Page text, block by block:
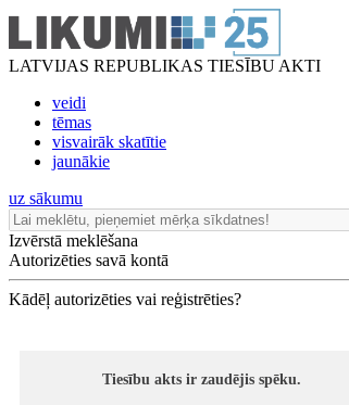
LATVIJAS REPUBLIKAS TIESĪBU AKTI
veidi
tēmas
visvairāk skatītie
jaunākie
uz sākumu
Izvērstā meklēšana
Autorizēties savā kontā
Kādēļ autorizēties vai reģistrēties?
Tiesību akts ir zaudējis spēku.